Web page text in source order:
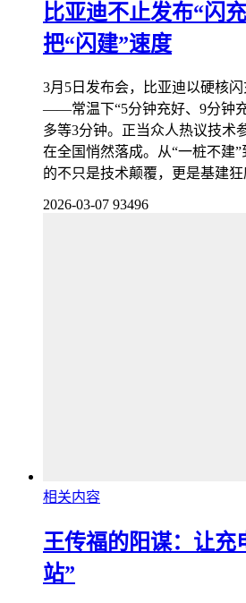
比亚迪不止发布“闪
把“闪建”速度
3月5日发布会，比亚迪以硬核
——常温下“5分钟充好、9分钟
多等3分钟。正当众人热议技术
在全国悄然落成。从“一桩不建
的不只是技术颠覆，更是基建狂
2026-03-07 93496
相关内容
王传福的阳谋：让充
站”